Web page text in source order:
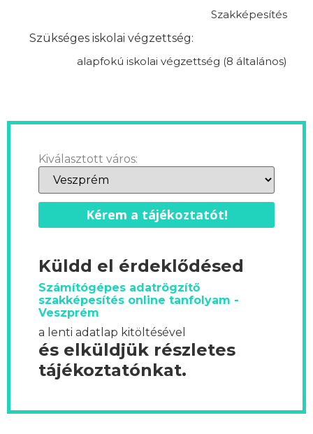
Szakképesítés
Szükséges iskolai végzettség:
alapfokú iskolai végzettség (8 általános)
Kiválasztott város:
Kérem a tájékoztatót!
Küldd el érdeklődésed
Számítógépes adatrögzítő
szakképesítés online tanfolyam -
Veszprém
a lenti adatlap kitöltésével
és elküldjük részletes
tájékoztatónkat.